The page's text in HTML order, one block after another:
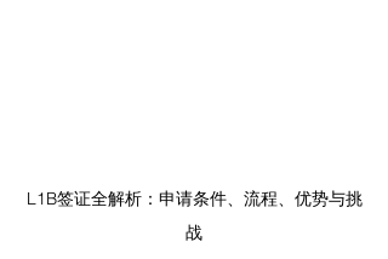
L1B签证全解析：申请条件、流程、优势与挑
战